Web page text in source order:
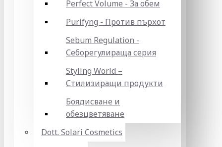
Perfect Volume - За обем
Purifyng - Против пърхот
Sebum Regulation -
Себорегулираща серия
Styling World –
Стилизиращи продукти
Боядисване и
обезцветяване
Dott. Solari Cosmetics